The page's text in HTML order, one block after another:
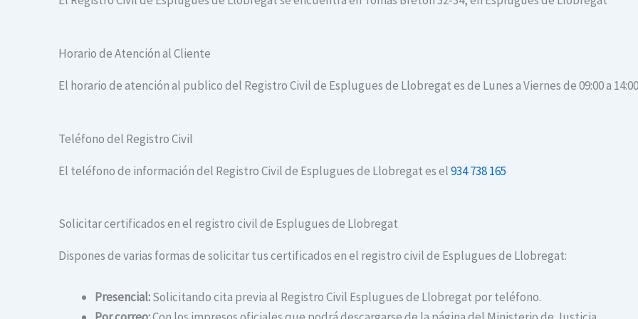
Horario de Atención al Cliente
El horario de atención al publico del Registro Civil de Esplugues de Llobregat es de Lunes a Viernes de 09:00 a
Teléfono del Registro Civil
El teléfono de información del Registro Civil de Esplugues de Llobregat es el934 738 165
Solicitar certificados en el registro civil de Esplugues de Llobregat
Dispones de varias formas de solicitar tus certificados en el registro civil de Esplugues de Llobregat:
Presencial:Solicitando cita previa al Registro Civil Esplugues de Llobregat por teléfono.